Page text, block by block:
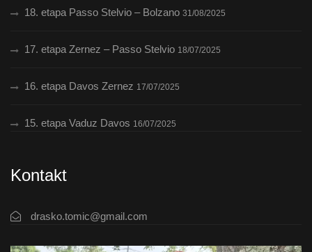
18. etapa Passo Stelvio – Bolzano 31/08/2025
17. etapa Zernez – Passo Stelvio 18/07/2025
16. etapa Davos Zernez 17/07/2025
15. etapa Vaduz Davos 16/07/2025
Kontakt
drasko.tomic@gmail.com